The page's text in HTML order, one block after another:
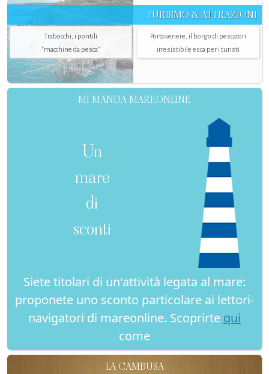
TURISMO & ATTRAZIONI
Trabocchi, i pontili
"macchine da pesca"
Portovenere, il borgo di pescatori
irresistibile esca per i turisti
MI MANDA MAREONLINE
Un
mare
di
sconti
Siete titolari di un'attività legata al mare:
proponete uno sconto particolare ai lettori-
navigatori di mareonline. Scoprirte qui
come
LA CAMBUSA